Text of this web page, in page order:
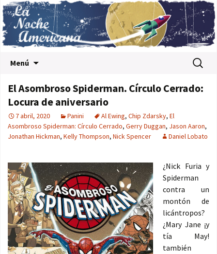
Menú Buscar:
El Asombroso Spiderman. Círculo Cerrado:
Locura de aniversario
7 abril, 2020 Panini Al Ewing, Chip Zdarsky, El
Asombroso Spiderman: Círculo Cerrado, Gerry Duggan, Jason Aaron,
Jonathan Hickman, Kelly Thompson, Nick Spencer Daniel Lobato
¿Nick Furia y
Spiderman
contra un
montón de
licántropos?
¿Mary Jane ¡y
tía May!
también